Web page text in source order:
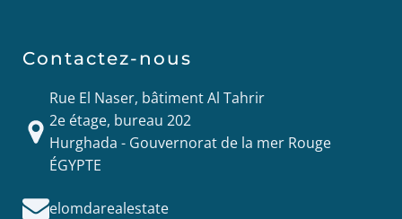
Contactez-nous
Rue El Naser, bâtiment Al Tahrir
2e étage, bureau 202
Hurghada - Gouvernorat de la mer Rouge
ÉGYPTE
elomdarealestate